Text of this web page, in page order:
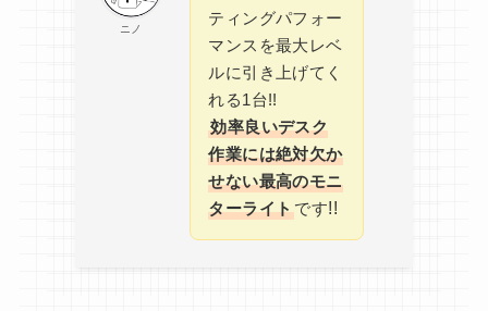
ニノ
ティングパフォー
マンスを最大レベ
ルに引き上げてく
れる1台!!
効率良いデスク
作業には絶対欠か
せない最高のモニ
ターライトです!!